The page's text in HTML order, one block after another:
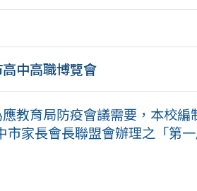
中高職博覽會
教育局防疫會議需要，本校
市家長會長聯盟會辦理之「第